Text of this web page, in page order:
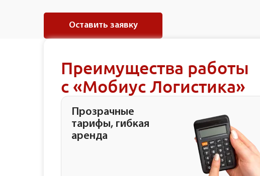
Оставить заявку
Преимущества работы
с «Мобиус Логистика»
Прозрачные
тарифы, гибкая
аренда